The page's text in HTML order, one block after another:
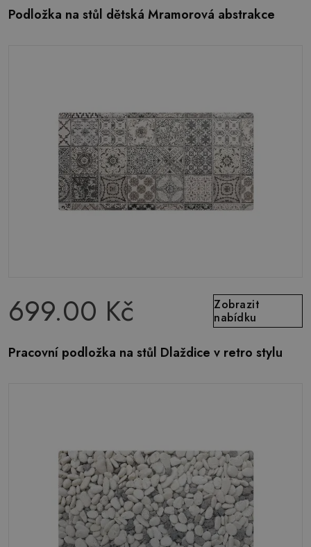
Podložka na stůl dětská Mramorová abstrakce
699.00 Kč
Zobrazit
nabídku
Pracovní podložka na stůl Dlaždice v retro stylu